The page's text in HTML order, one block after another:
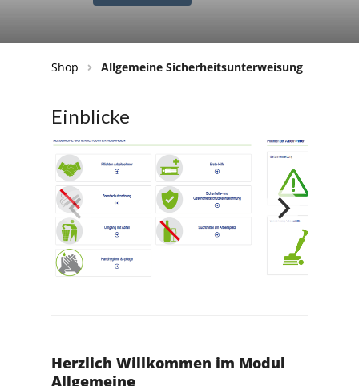
Shop Allgemeine Sicherheitsunterweisung
Einblicke